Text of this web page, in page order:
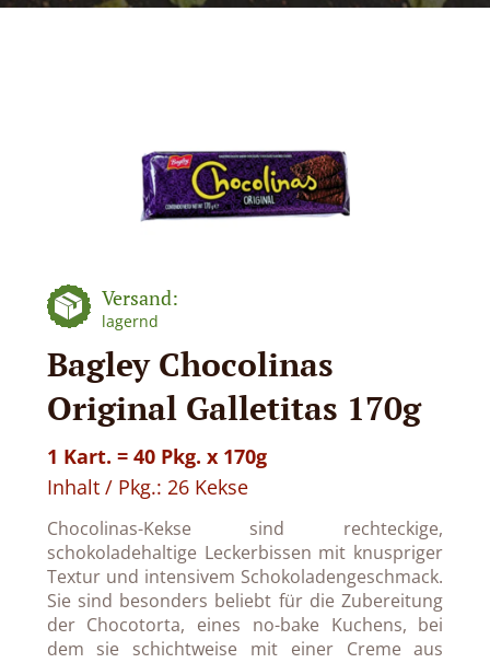
Versand:
lagernd
Bagley Chocolinas
Original Galletitas 170g
1 Kart. = 40 Pkg. x 170g
Inhalt / Pkg.: 26 Kekse
Chocolinas-Kekse sind rechteckige,
schokoladehaltige Leckerbissen mit knuspriger
Textur und intensivem Schokoladengeschmack.
Sie sind besonders beliebt für die Zubereitung
der Chocotorta, eines no-bake Kuchens, bei
dem sie schichtweise mit einer Creme aus